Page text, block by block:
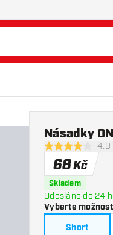
4 hodnoticí 4.0
Násadky
68Kč
Skladem
Odesláno do 24
Vyberte možnost
Short